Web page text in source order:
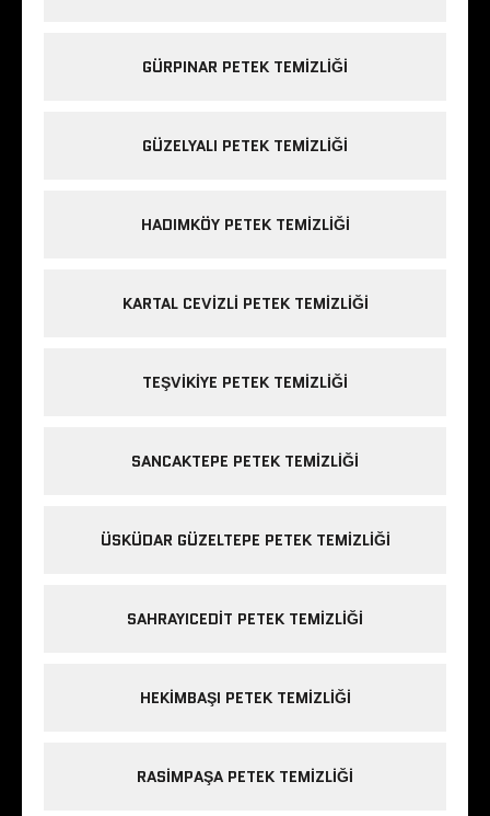
GÜRPINAR PETEK TEMIZLIĞI
GÜZELYALI PETEK TEMIZLIĞI
HADIMKÖY PETEK TEMIZLIĞI
KARTAL CEVIZLI PETEK TEMIZLIĞI
TEŞVIKIYE PETEK TEMIZLIĞI
SANCAKTEPE PETEK TEMIZLIĞI
ÜSKÜDAR GÜZELTEPE PETEK TEMIZLIĞI
SAHRAYICEDIT PETEK TEMIZLIĞI
HEKIMBAŞI PETEK TEMIZLIĞI
RASIMPAŞA PETEK TEMIZLIĞI